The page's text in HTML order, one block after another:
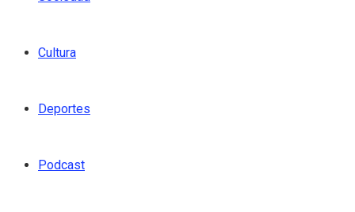
Cultura
Deportes
Podcast